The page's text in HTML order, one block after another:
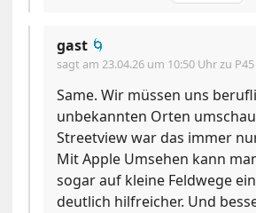
gast 🌀
sagt am23.04.26 um 10:50 Uhrzu
Same. Wir müssen uns
unbekannten Orten
Streetview war das immer
Mit Apple Umsehen kann
sogar auf kleine Feldwege
deutlich hilfreicher. Und